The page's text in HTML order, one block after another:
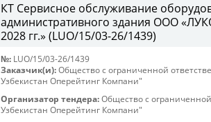
КТ Сервисное обслуживание
административного здания ООО
2028 гг.» (LUO/15/03-26/1439)
№: LUO/15/03-26/1439
Заказчик(и): Общество с ограниченной
Узбекистан Оперейтинг Компани"
Организатор тендера: Общество с
Узбекистан Оперейтинг Компани"